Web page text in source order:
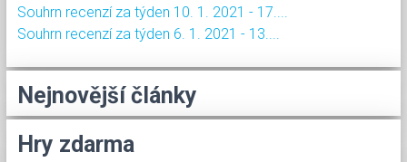
Souhrn recenzí za týden 10. 1. 2021 - 17....
Souhrn recenzí za týden 6. 1. 2021 - 13....
Nejnovější články
Hry zdarma